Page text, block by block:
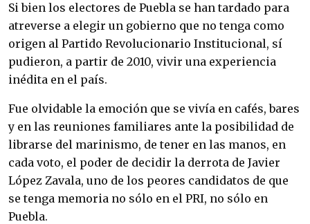
Si bien los electores de Puebla se han tardado para
atreverse a elegir un gobierno que no tenga como
origen al Partido Revolucionario Institucional, sí
pudieron, a partir de 2010, vivir una experiencia
inédita en el país.
Fue olvidable la emoción que se vivía en cafés, bares
y en las reuniones familiares ante la posibilidad de
librarse del marinismo, de tener en las manos, en
cada voto, el poder de decidir la derrota de Javier
López Zavala, uno de los peores candidatos de que
se tenga memoria no sólo en el PRI, no sólo en
Puebla.